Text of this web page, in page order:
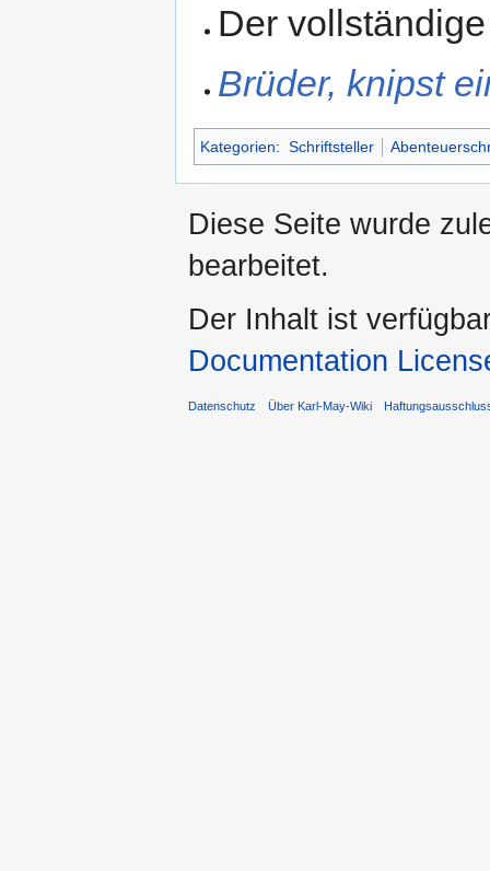
Der
Brüder, knipst
Kategorien: Schriftsteller
Diese Seite wurde
bearbeitet.
Der Inhalt ist
Documentation
Datenschutz Über Karl-May-Wiki